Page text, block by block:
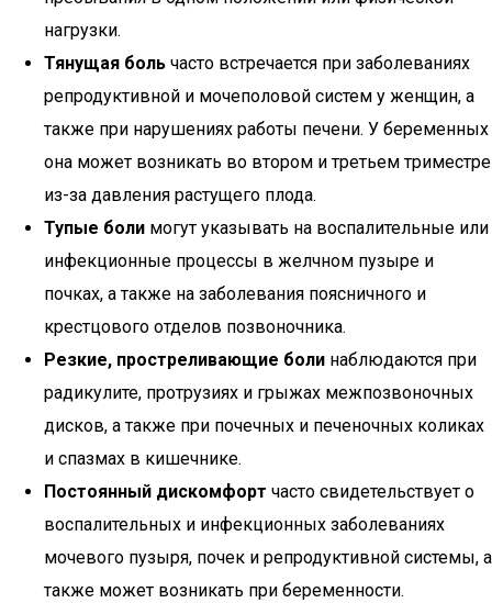
нагрузки.
Тянущая боль часто встречается при заболеваниях
репродуктивной и мочеполовой систем у женщин, а
также при нарушениях работы печени. У беременных
она может возникать во втором и третьем триместре
из-за давления растущего плода.
Тупые боли могут указывать на воспалительные или
инфекционные процессы в желчном пузыре и
почках, а также на заболевания поясничного и
крестцового отделов позвоночника.
Резкие, простреливающие боли наблюдаются при
радикулите, протрузиях и грыжах межпозвоночных
дисков, а также при почечных и печеночных коликах
и спазмах в кишечнике.
Постоянный дискомфорт часто свидетельствует о
воспалительных и инфекционных заболеваниях
мочевого пузыря, почек и репродуктивной системы, а
также может возникать при беременности.